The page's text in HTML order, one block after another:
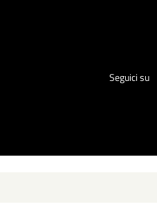
Seguici su